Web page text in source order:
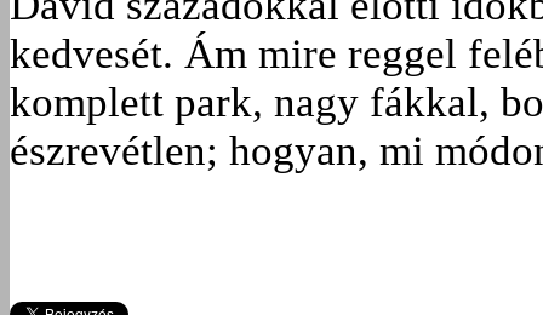
kedvesét. Ám mire reggel
komplett park, nagy fákkal,
észrevétlen; hogyan, mi